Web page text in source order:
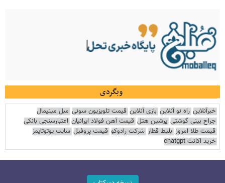
وبگردی
خبرآنلاین راه نو آنلاین بازی آنلاین قیمت تلویزیون سونی مبل مینیمال
جراح بینی گوشتی پرشین هتل قیمت آهن فولاد ایرانیان اعتبارسنجی بانکی
قیمت طلا امروز بلیط قطار شرکت رادوکو قیمت پروفیل سایت یوتوتایمز
خرید اکانت chatgpt